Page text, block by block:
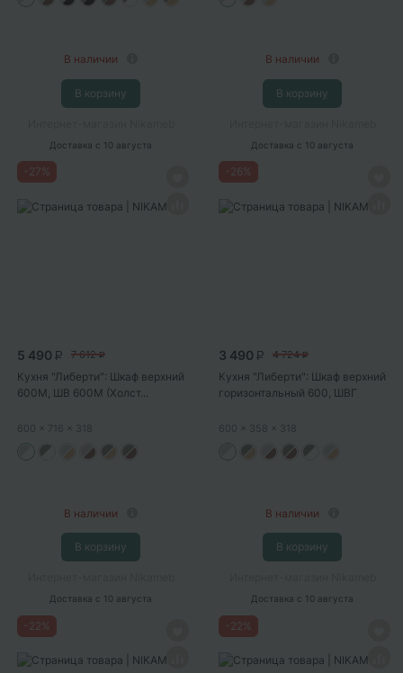
В наличии
В корзину
Доставка с 10 августа
В наличии
В корзину
Доставка с 10 августа
27%
5 490 P 7 612 P
Кухня "Либерти": Шкаф верхний
600М, ШВ 600М (Холст...
600 x 716 x 318
В наличии
В корзину
Доставка с 10 августа
26%
3 490 P 4 724 P
Кухня "Либерти": Шкаф верхний
горизонтальный 600, ШВГ
600 x 358 x 318
В наличии
В корзину
Доставка с 10 августа
22% 22%